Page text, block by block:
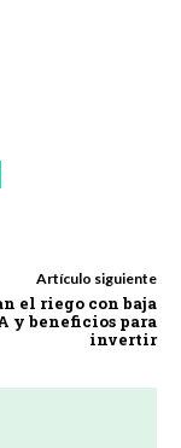
Artículo siguiente
el riego con baja
y beneficios para
invertir